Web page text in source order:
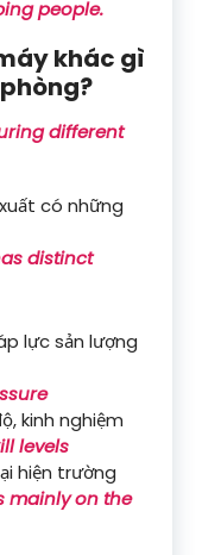
people.
khác gì
different
có những
distinct
lực sản lượng
kinh nghiệm
levels
hiện trường
mainly on the